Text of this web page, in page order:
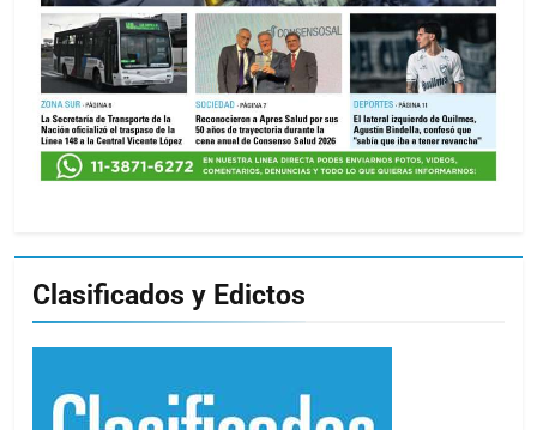
Clasificados y Edictos